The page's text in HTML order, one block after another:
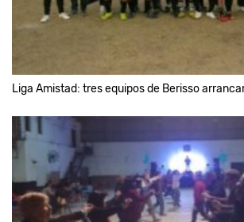
Liga Amistad: tres equipos de Berisso